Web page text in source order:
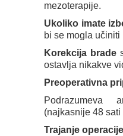
mezoterapije.
Ukoliko imate
bi se mogla
Korekcija brade
ostavlja nikakve
Preoperativna
Podrazumeva
(najkasnije 48
Trajanje operacije